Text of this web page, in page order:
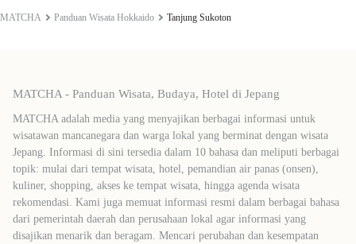
MATCHA Panduan Wisata Hokkaido Tanjung Sukoton
MATCHA - Panduan Wisata, Budaya, Hotel di Jepang
MATCHA adalah media yang menyajikan berbagai informasi untuk
wisatawan mancanegara dan warga lokal yang berminat dengan wisata
Jepang. Informasi di sini tersedia dalam 10 bahasa dan meliputi berbagai
topik: mulai dari tempat wisata, hotel, pemandian air panas (onsen),
kuliner, shopping, akses ke tempat wisata, hingga agenda wisata
rekomendasi. Kami juga memuat informasi resmi dalam berbagai bahasa
dari pemerintah daerah dan perusahaan lokal agar informasi yang
disajikan menarik dan beragam. Mencari perubahan dan kesempatan